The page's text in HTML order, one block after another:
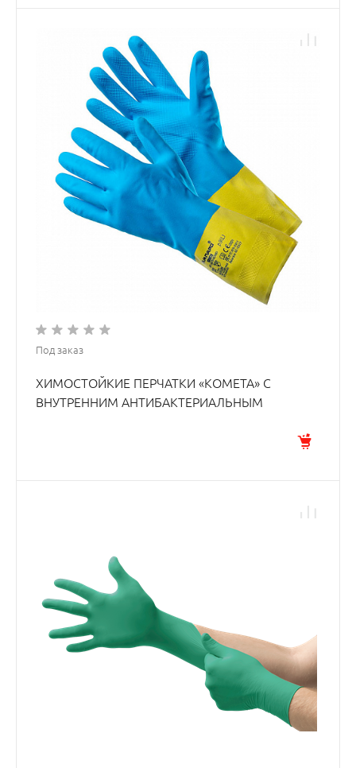
Под заказ
ХИМОСТОЙКИЕ ПЕРЧАТКИ «КОМЕТА» С
ВНУТРЕННИМ АНТИБАКТЕРИАЛЬНЫМ